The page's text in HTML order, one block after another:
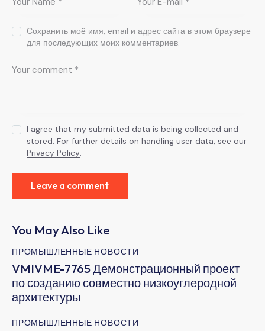
Сохранить моё имя, email и адрес сайта в этом браузере
для последующих моих комментариев.
I agree that my submitted data is being collected and
stored. For further details on handling user data, see our
Privacy Policy.
You May Also Like
ПРОМЫШЛЕННЫЕ НОВОСТИ
VMIVME-7765 Демонстрационный проект
по созданию совместно низкоуглеродной
архитектуры
ПРОМЫШЛЕННЫЕ НОВОСТИ